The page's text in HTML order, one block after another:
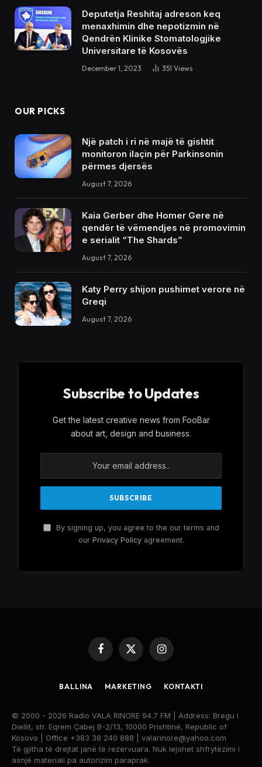
Deputetja Reshitaj adreson keq
menaxhimin dhe nepotizmin në
Qendrën Klinike Stomatologjike
Universitare të Kosovës
December 1, 2023 351 Views
OUR PICKS
Një patch i ri në majë të gishtit
monitoron ilaçin për Parkinsonin
përmes djersës
August 7, 2026
Kaia Gerber dhe Homer Gere në
qendër të vëmendjes në promovimin
e serialit “The Shards”
August 7, 2026
Katy Perry shijon pushimet verore në
Greqi
August 7, 2026
Subscribe to Updates
Get the latest creative news from FooBar
about art, design and business.
By signing up, you agree to the our terms and
our Privacy Policyagreement.
Facebook
X
(Twitter)
Instagram
BALLINA MARKETING KONTAKTI
© 2000 - 2026 Radio VALA RINORE 94.7 FM | Address: Bregu i
Diellit, str. Eqrem Çabej B-2/13, 10000 Prishtinë, Republic of
Kosovo | Office +383 38 240 888 | valarinore@yahoo.com
Të gjitha të drejtat janë të rezervuara. Nuk lejohet shfrytëzimi i
asnjë materiali pa autorizim paraprak.